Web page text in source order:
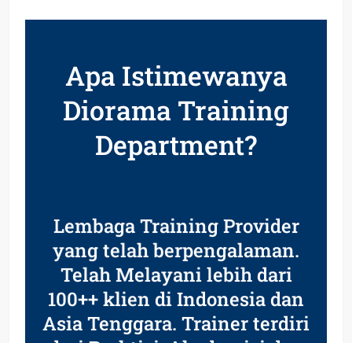
Apa Istimewanya
Diorama Training
Department?
Lembaga Training Provider
yang telah berpengalaman.
Telah Melayani lebih dari
100++ klien di Indonesia dan
Asia Tenggara. Trainer terdiri